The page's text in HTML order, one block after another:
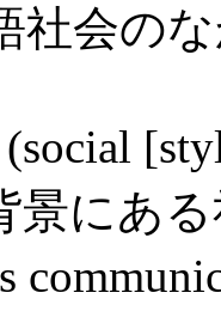
社会の
にあ